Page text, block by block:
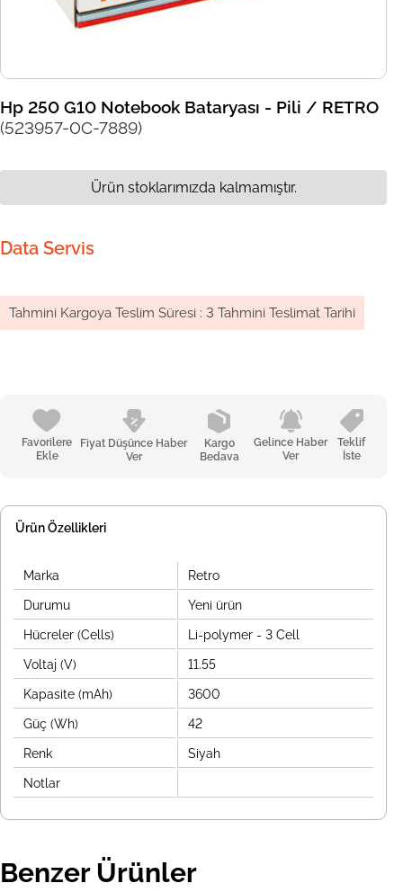
Hp 250 G10 Notebook Bataryası - Pili / RETRO
(523957-0C-7889)
Data Servis
Tahmini Kargoya Teslim Süresi : 3 Tahmini Teslimat Tarihi
Favorilere
Ekle
Fiyat Düşünce Haber
Ver
Kargo
Bedava
Gelince Haber
Ver
Teklif
İste
Ürün stoklarımızda kalmamıştır.
Ürün Özellikleri
Marka Retro
Durumu Yeni ürün
Hücreler (Cells) Li-polymer - 3 Cell
Voltaj (V) 11.55
Kapasite (mAh) 3600
Güç (Wh) 42
Renk Siyah
Notlar
Benzer Ürünler